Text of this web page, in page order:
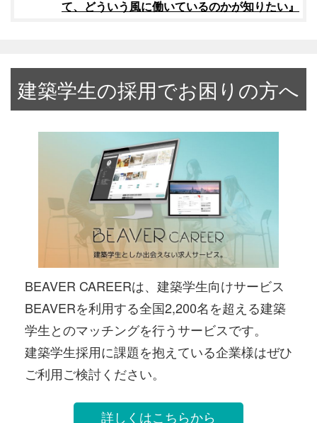
て、どういう風に働いているのかが知りたい』
建築学生の採用でお困りの方へ
BEAVER CAREERは、建築学生向けサービス
BEAVERを利用する全国2,200名を超える建築
学生とのマッチングを行うサービスです。
建築学生採用に課題を抱えている企業様はぜひ
ご利用ご検討ください。
詳しくはこちらから